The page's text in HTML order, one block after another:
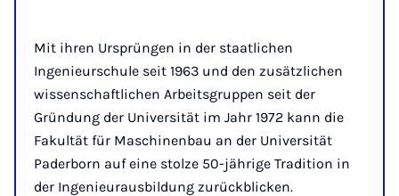
Mit ihren Ursprüngen in der staatlichen
Ingenieurschule seit 1963 und den zusätzlichen
wissenschaftlichen Arbeitsgruppen seit der
Gründung der Universität im Jahr 1972 kann die
Fakultät für Maschinenbau an der Universität
Paderborn auf eine stolze 50-jährige Tradition in
der Ingenieurausbildung zurückblicken.